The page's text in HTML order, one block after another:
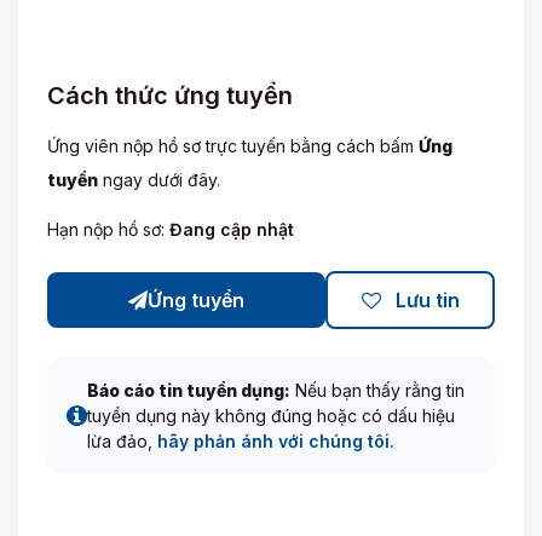
Cách thức ứng tuyển
Ứng viên nộp hồ sơ trực tuyến bằng cách bấm Ứng
tuyển ngay dưới đây.
Hạn nộp hồ sơ: Đang cập nhật
Ứng tuyển Lưu tin
Báo cáo tin tuyển dụng: Nếu bạn thấy rằng tin
tuyển dụng này không đúng hoặc có dấu hiệu
lừa đảo, hãy phản ánh với chúng tôi.